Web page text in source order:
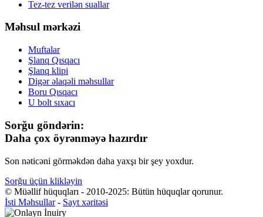
Tez-tez verilən suallar
Məhsul mərkəzi
Muftalar
Şlanq Qısqacı
Şlanq klipi
Digər əlaqəli məhsullar
Boru Qısqacı
U bolt sıxacı
Sorğu göndərin:
Daha çox öyrənməyə hazırdır
Son nəticəni görməkdən daha yaxşı bir şey yoxdur.
Sorğu üçün klikləyin
© Müəllif hüquqları - 2010-2025: Bütün hüquqlar qorunur.
İsti Məhsullar- Sayt xəritəsi